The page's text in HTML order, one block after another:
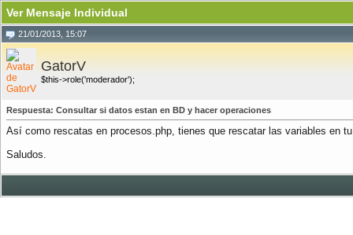
Ver Mensaje Individual
21/01/2013, 15:07
GatorV
$this->role('moderador');
Respuesta: Consultar si datos estan en BD y hacer operaciones
Así como rescatas en procesos.php, tienes que rescatar las variables en
Saludos.